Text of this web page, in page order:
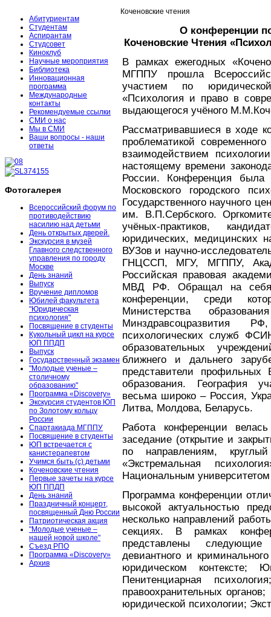
Абитуриентам
Студентам
Аспирантам
Студсовет
Киноклуб
Научные мероприятия
Библиотека
Инновационная
программа
Международные
контакты
Рекомендуемые ссылки
СМИ о нас
Мы в СМИ
Ваши вопросы - наши
ответы
Фотогалерея
Всероссийский форум по
противодействию
насилию над детьми
День открытых дверей.
Экскурсия в музей
Главного следственного
управления по городу
Москве
День знаний
Выпуск
Вручение дипломов
Юбилей факультета
"Юридическая
психология"
Посвящение в студенты
Кукольный цикл на курсе
ЮП ППДП
Выпуск
Государственный экзамен
"Молодые ученые –
столичному
образованию"
Программа «Discovery»
Экскурсия студентов ЮП
по Золотому кольцу
России
Спартакиада МГППУ
Посвящение в студенты
ЮП встречается с
канистерапевтом
Учимся быть (с) детьми
Коченовские чтения
Первые зачеты на курсе
ЮП ППДП
День знаний
Праздничный концерт,
посвященный Дню России
Патриотическая акция
"Молодые ученые –
нашей новой школе"
Съезд РПО
Программа «Discovery»
Архив
Коченовские чтения
О конференции
Коченовские Чтения
В рамках ежегодных
МГППУ прошла
участием по
«Психология и право в
выдающегося учёного
Рассматривавшиеся в ходе
проблематикой
взаимодействием
настоящему времени
России. Конференция была
Московского городского
Государственного научного
им. В.П.Сербского.
учёных-практиков,
юридических, медицинских
ВУЗов и научно-
ГНЦССП, МГУ, МГППУ,
Российская правовая
МВД РФ. Обращал на себя
конференции, среди
Министерства
Минздравсоцразвития
психологических служб
образовательных
ближнего и дальнего
представители профильных
образования. География
весьма широко – Россия,
Литва, Молдова, Беларусь.
Работа конференции
заседание (открытие и
по направлениям,
«Экстремальная
Национальным
Программа конференции
высокой актуальностью
несколько направлений
секциях. В рамках
представлены
девиантного и
юридическом контексте;
Пенитенциарная
правоохранительных
юридической психологии;